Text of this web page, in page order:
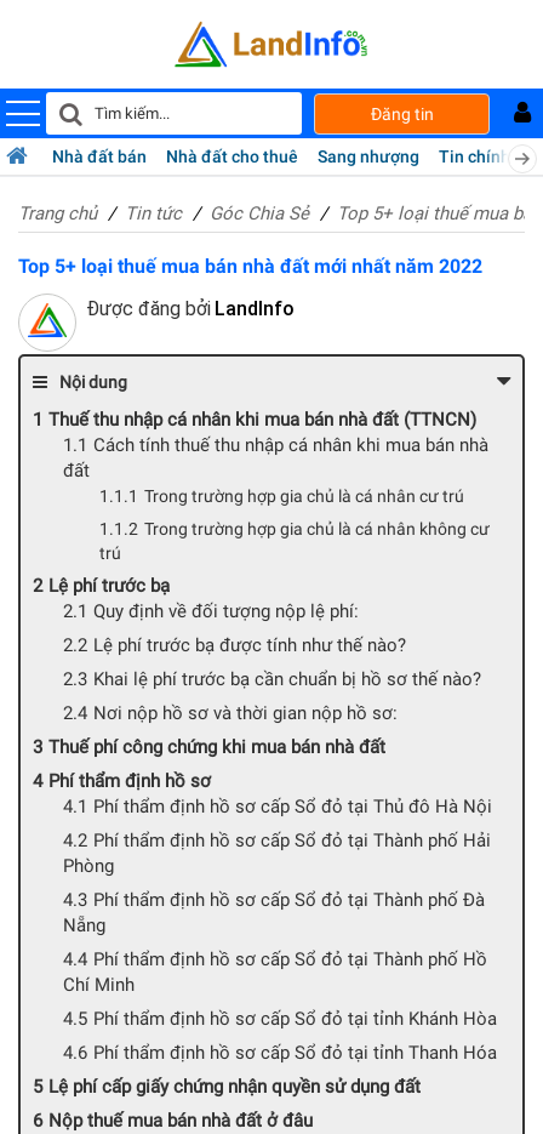
Đăng tin
Nhà đất bán Nhà đất cho thuê Sang nhượng Tin chính chủ
Trang chủ Tin tức Góc Chia Sẻ Top 5+ loại thuế mua
Top 5+ loại thuế mua bán nhà đất mới nhất năm 2022
Được đăng bởi LandInfo
Nội dung
Thuế thu nhập cá nhân khi mua bán nhà đất (TTNCN)
Cách tính thuế thu nhập cá nhân khi mua bán nhà
đất
Trong trường hợp gia chủ là cá nhân cư trú
Trong trường hợp gia chủ là cá nhân không cư
trú
Lệ phí trước bạ
Quy định về đối tượng nộp lệ phí:
Lệ phí trước bạ được tính như thế nào?
Khai lệ phí trước bạ cần chuẩn bị hồ sơ thế nào?
Nơi nộp hồ sơ và thời gian nộp hồ sơ:
Thuế phí công chứng khi mua bán nhà đất
Phí thẩm định hồ sơ
Phí thẩm định hồ sơ cấp Sổ đỏ tại Thủ đô Hà Nội
Phí thẩm định hồ sơ cấp Sổ đỏ tại Thành phố Hải
Phòng
Phí thẩm định hồ sơ cấp Sổ đỏ tại Thành phố Đà
Nẵng
Phí thẩm định hồ sơ cấp Sổ đỏ tại Thành phố Hồ
Chí Minh
Phí thẩm định hồ sơ cấp Sổ đỏ tại tỉnh Khánh Hòa
Phí thẩm định hồ sơ cấp Sổ đỏ tại tỉnh Thanh Hóa
Lệ phí cấp giấy chứng nhận quyền sử dụng đất
Nộp thuế mua bán nhà đất ở đâu